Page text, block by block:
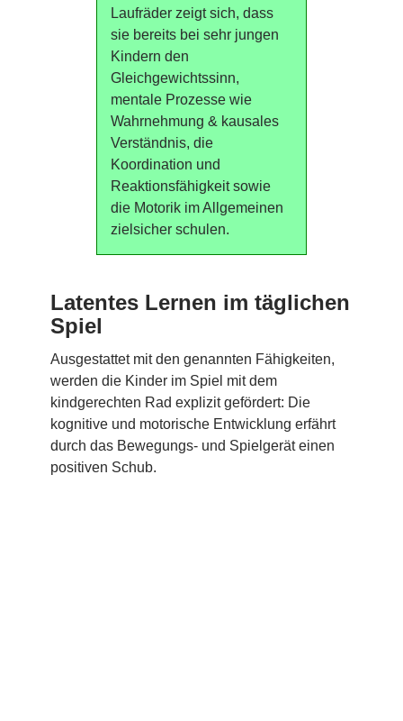
Laufräder zeigt sich, dass
sie bereits bei sehr jungen
Kindern den
Gleichgewichtssinn,
mentale Prozesse wie
Wahrnehmung & kausales
Verständnis, die
Koordination und
Reaktionsfähigkeit sowie
die Motorik im Allgemeinen
zielsicher schulen.
Latentes Lernen im täglichen
Spiel
Ausgestattet mit den genannten Fähigkeiten,
werden die Kinder im Spiel mit dem
kindgerechten Rad explizit gefördert: Die
kognitive und motorische Entwicklung erfährt
durch das Bewegungs- und Spielgerät einen
positiven Schub.